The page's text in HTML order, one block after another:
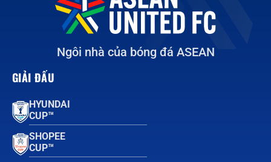
Ngôi nhà của bóng đá ASEAN
GIẢI ĐẤU
HYUNDAI
CUP™
SHOPEE
CUP™